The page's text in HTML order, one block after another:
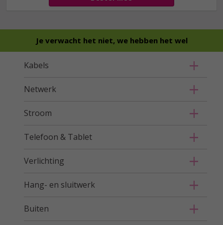
Je verwacht het niet, we hebben het wel
Kabels
Netwerk
Stroom
Telefoon & Tablet
Verlichting
Hang- en sluitwerk
Buiten